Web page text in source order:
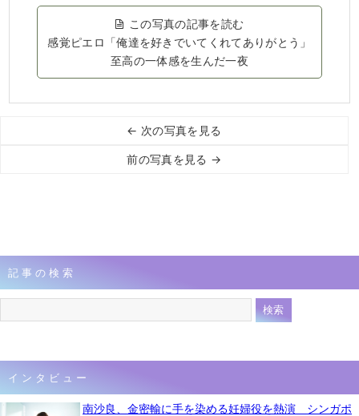
この写真の記事を読む
感覚ピエロ「俺達を好きでいてくれてありがとう」
至高の一体感を生んだ一夜
← 次の写真を見る
前の写真を見る →
記事の検索
インタビュー
南沙良、金密輸に手を染める妊婦役を熱演 シンガポ